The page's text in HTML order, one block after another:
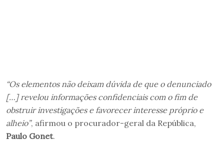
“Os elementos não deixam dúvida de que o denunciado
[…] revelou informações confidenciais com o fim de
obstruir investigações e favorecer interesse próprio e
alheio”, afirmou o procurador-geral da República,
Paulo Gonet.